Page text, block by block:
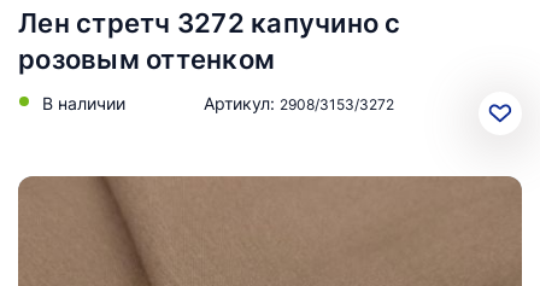
Лен стретч 3272 капучино с
розовым оттенком
В наличии Артикул: 2908/3153/3272